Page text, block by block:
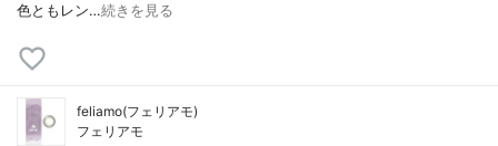
色ともレン…続きを見る
feliamo(フェリアモ)
フェリアモ